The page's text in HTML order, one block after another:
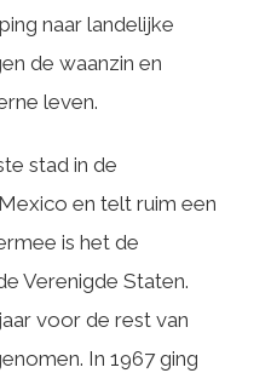
naar landelijke
de waanzin en
leven.
stad in de
en telt ruim een
is het de
Verenigde Staten.
voor de rest van
In 1967 ging